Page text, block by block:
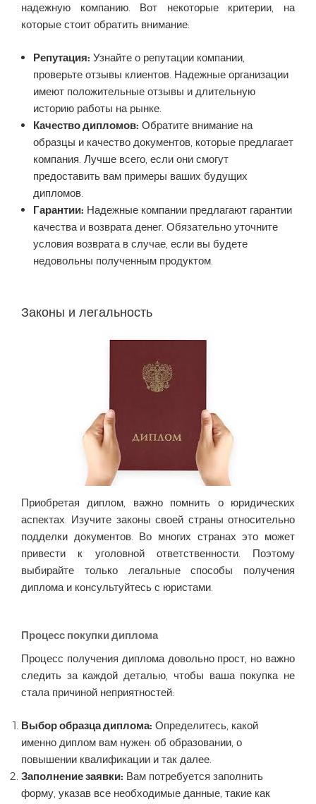
надежную компанию. Вот некоторые критерии, на
которые стоит обратить внимание:
Репутация: Узнайте о репутации компании,
проверьте отзывы клиентов. Надежные организации
имеют положительные отзывы и длительную
историю работы на рынке.
Качество дипломов: Обратите внимание на
образцы и качество документов, которые предлагает
компания. Лучше всего, если они смогут
предоставить вам примеры ваших будущих
дипломов.
Гарантии: Надежные компании предлагают гарантии
качества и возврата денег. Обязательно уточните
условия возврата в случае, если вы будете
недовольны полученным продуктом.
Законы и легальность
Приобретая диплом, важно помнить о юридических
аспектах. Изучите законы своей страны относительно
подделки документов. Во многих странах это может
привести к уголовной ответственности. Поэтому
выбирайте только легальные способы получения
диплома и консультуйтесь с юристами.
Процесс покупки диплома
Процесс получения диплома довольно прост, но важно
следить за каждой деталью, чтобы ваша покупка не
стала причиной неприятностей:
Выбор образца диплома: Определитесь, какой
именно диплом вам нужен: об образовании, о
повышении квалификации и так далее.
Заполнение заявки: Вам потребуется заполнить
форму, указав все необходимые данные, такие как